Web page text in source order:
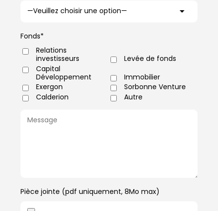
Fonds*
Relations
investisseurs
Levée de fonds
Capital
Développement
Immobilier
Exergon
Sorbonne Venture
Calderion
Autre
Pièce jointe (pdf uniquement, 8Mo max)